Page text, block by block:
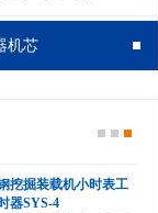
机芯
挖掘装载机小时表工
器SYS-4